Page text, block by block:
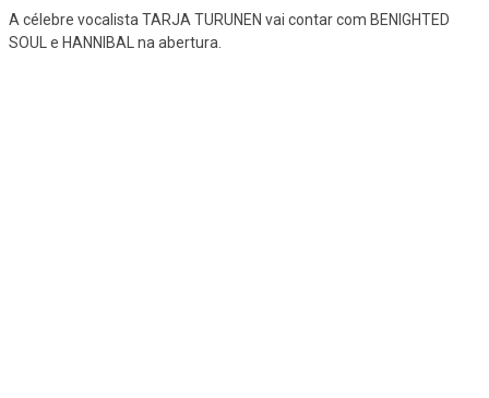
A célebre vocalista TARJA TURUNEN vai contar com BENIGHTED
SOUL e HANNIBAL na abertura.